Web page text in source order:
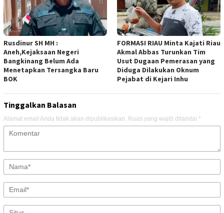
Rusdinur SH MH :
Aneh,Kejaksaan Negeri
Bangkinang Belum Ada
Menetapkan Tersangka Baru
BOK
FORMASI RIAU Minta Kajati Riau
Akmal Abbas Turunkan Tim
Usut Dugaan Pemerasan yang
Diduga Dilakukan Oknum
Pejabat di Kejari Inhu
Tinggalkan Balasan
Alamat email Anda tidak akan dipublikasikan. Ruas yang wajib ditandai *